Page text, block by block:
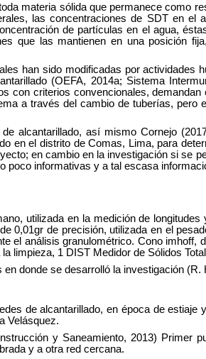
materia sólida que permanece como
las concentraciones de SDT en
de partículas en el agua,
que las mantienen en una posición
han sido modificadas por
(OEFA, 2014a; Sistema
con criterios convencionales,
a través del cambio de tuberías,
alcantarillado, así mismo Cornejo
en el distrito de Comas, Lima, para
en cambio en la investigación si se
informativas y a tal escasa
utilizada en la medición de
0,01gr de precisión, utilizada en el
el análisis granulométrico. Cono
limpieza, 1 DIST Medidor de Sólidos
donde se desarrolló la investigación
de alcantarillado, en época de
Velásquez.
y Saneamiento, 2013) Primer
y a otra red cercana.